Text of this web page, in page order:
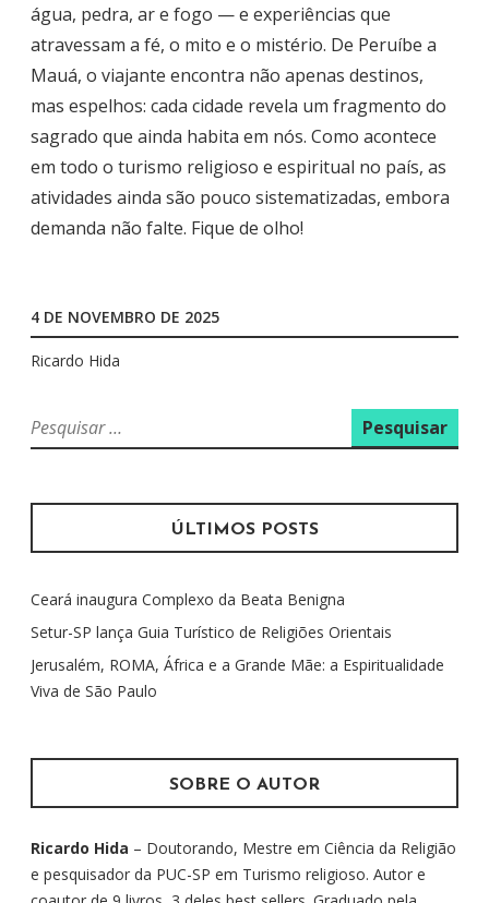
água, pedra, ar e fogo — e experiências que
atravessam a fé, o mito e o mistério. De Peruíbe a
Mauá, o viajante encontra não apenas destinos,
mas espelhos: cada cidade revela um fragmento do
sagrado que ainda habita em nós. Como acontece
em todo o turismo religioso e espiritual no país, as
atividades ainda são pouco sistematizadas, embora
demanda não falte. Fique de olho!
4 DE NOVEMBRO DE 2025
Ricardo Hida
P
e
q
i
a
r
p
o
ÚLTIMOS POSTS
Ceará inaugura Complexo da Beata Benigna
Setur-SP lança Guia Turístico de Religiões Orientais
Jerusalém, ROMA, África e a Grande Mãe: a Espiritualidade
Viva de São Paulo
SOBRE O AUTOR
Ricardo Hida – Doutorando, Mestre em Ciência da Religião
e pesquisador da PUC-SP em Turismo religioso. Autor e